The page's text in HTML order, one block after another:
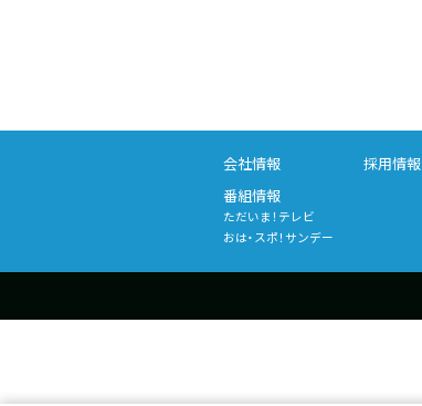
会社情報 採用情報
番組情報
ただいま！テレビ
おは・スポ！サンデー